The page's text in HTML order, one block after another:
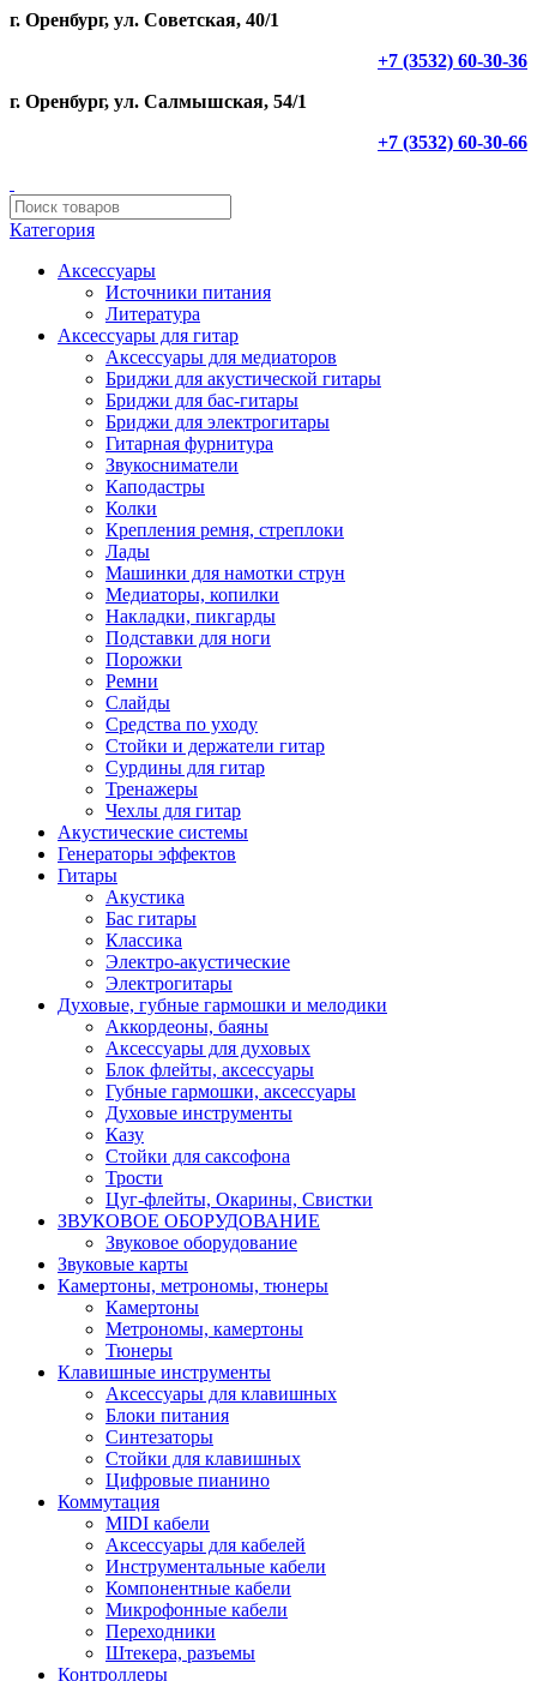
г. Оренбург, ул. Советская, 40/1
+7 (3532) 60-30-36
г. Оренбург, ул. Салмышская, 54/1
+7 (3532) 60-30-66
Категория
Аксессуары
Источники питания
Литература
Аксессуары для гитар
Аксессуары для медиаторов
Бриджи для акустической гитары
Бриджи для бас-гитары
Бриджи для электрогитары
Гитарная фурнитура
Звукосниматели
Каподастры
Колки
Крепления ремня, стреплоки
Лады
Машинки для намотки струн
Медиаторы, копилки
Накладки, пикгарды
Подставки для ноги
Порожки
Ремни
Слайды
Средства по уходу
Стойки и держатели гитар
Сурдины для гитар
Тренажеры
Чехлы для гитар
Акустические системы
Генераторы эффектов
Гитары
Акустика
Бас гитары
Классика
Электро-акустические
Электрогитары
Духовые, губные гармошки и мелодики
Аккордеоны, баяны
Аксессуары для духовых
Блок флейты, аксессуары
Губные гармошки, аксессуары
Духовые инструменты
Казу
Стойки для саксофона
Трости
Цуг-флейты, Окарины, Свистки
ЗВУКОВОЕ ОБОРУДОВАНИЕ
Звуковое оборудование
Звуковые карты
Камертоны, метрономы, тюнеры
Камертоны
Метрономы, камертоны
Тюнеры
Клавишные инструменты
Аксессуары для клавишных
Блоки питания
Синтезаторы
Стойки для клавишных
Цифровые пианино
Коммутация
MIDI кабели
Аксессуары для кабелей
Инструментальные кабели
Компонентные кабели
Микрофонные кабели
Переходники
Штекера, разъемы
Контроллеры